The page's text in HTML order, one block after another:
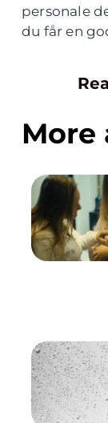
personale
du får en
More